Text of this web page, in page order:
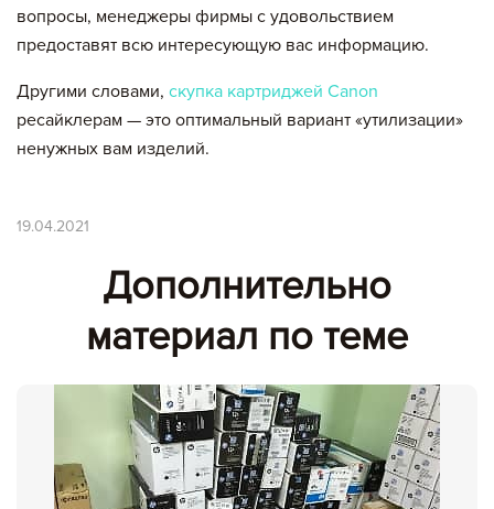
вопросы, менеджеры фирмы с удовольствием
предоставят всю интересующую вас информацию.
Другими словами, скупка картриджей Canon
ресайклерам — это оптимальный вариант «утилизации»
ненужных вам изделий.
19.04.2021
Дополнительно
материал по теме
Вы добавили в корзину
Цена,
руб
Кол-во
Сумма,
руб.